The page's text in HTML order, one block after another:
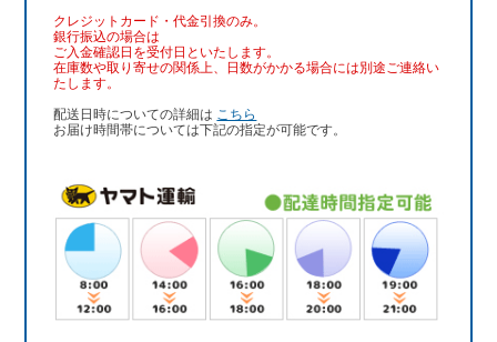
クレジットカード・代金引換のみ。
銀行振込の場合は
ご入金確認日を受付日といたします。
在庫数や取り寄せの関係上、日数がかかる場合には別途ご連絡い
たします。
配送日時についての詳細は こちら
お届け時間帯については下記の指定が可能です。